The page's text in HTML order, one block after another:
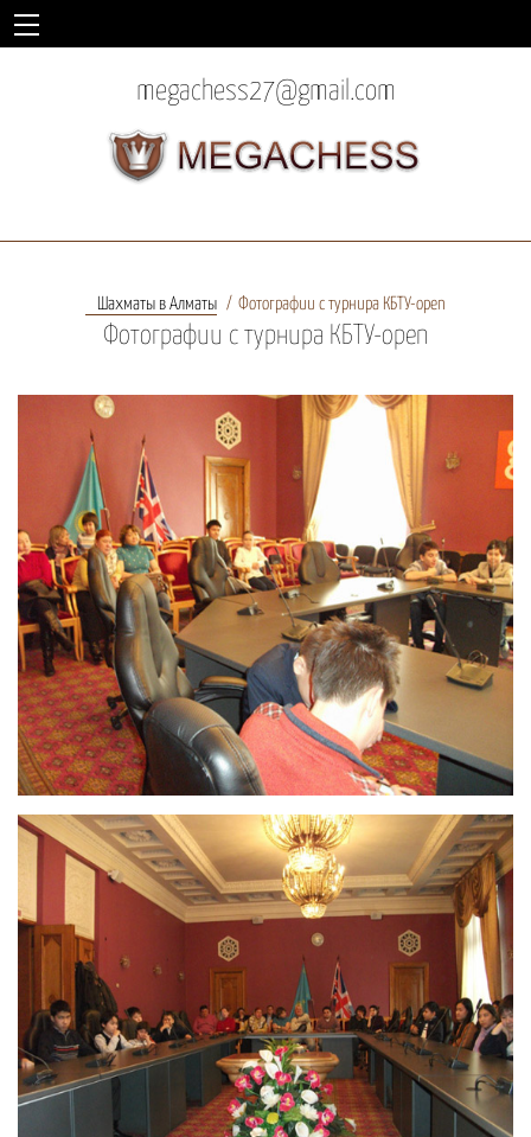
megachess27@gmail.com
Шахматы в Алматы Фотографии с турнира КБТУ-open
Фотографии с турнира КБТУ-open